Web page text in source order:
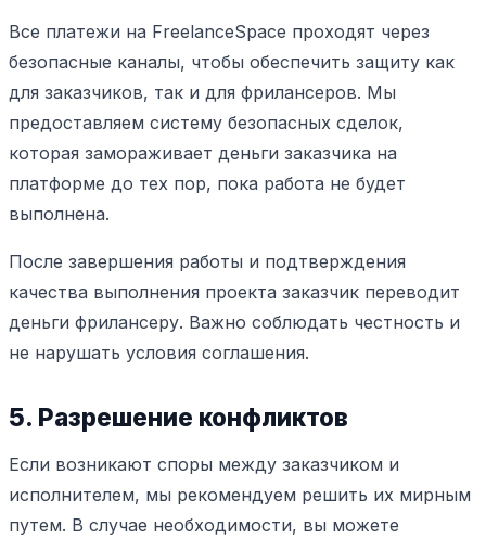
Все платежи на FreelanceSpace проходят через
безопасные каналы, чтобы обеспечить защиту как
для заказчиков, так и для фрилансеров. Мы
предоставляем систему безопасных сделок,
которая замораживает деньги заказчика на
платформе до тех пор, пока работа не будет
выполнена.
После завершения работы и подтверждения
качества выполнения проекта заказчик переводит
деньги фрилансеру. Важно соблюдать честность и
не нарушать условия соглашения.
5. Разрешение конфликтов
Если возникают споры между заказчиком и
исполнителем, мы рекомендуем решить их мирным
путем. В случае необходимости, вы можете